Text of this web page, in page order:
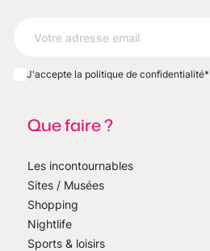
J'accepte la politique de confidentialité*
Que faire ?
Les incontournables
Sites / Musées
Shopping
Nightlife
Sports & loisirs